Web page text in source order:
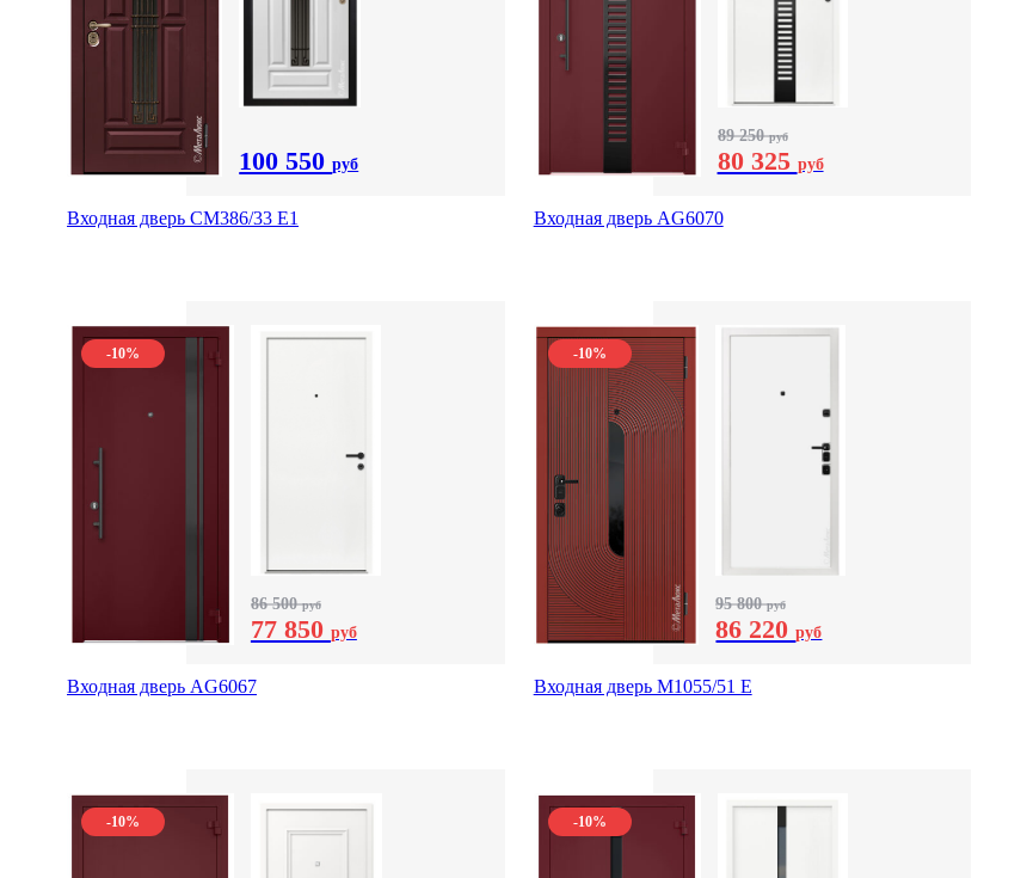
100 550руб
Входная дверь СМ386/33 Е1
89 250руб
80 325 руб
Входная дверь AG6070
-10%
86 500руб
77 850 руб
Входная дверь AG6067
-10%
95 800руб
86 220руб
Входная дверь М1055/51 Е
-10% -10%